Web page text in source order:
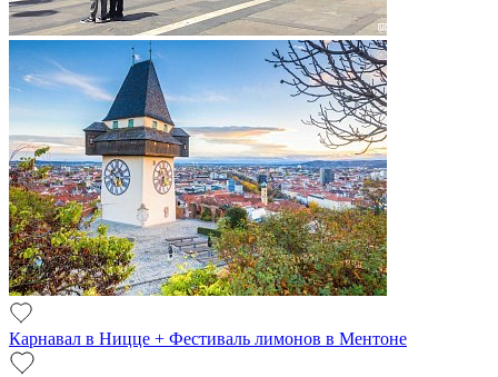
Карнавал в Ницце + Фестиваль лимонов в Ментоне